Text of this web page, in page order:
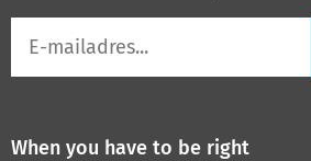
mailadres
When you have to be right